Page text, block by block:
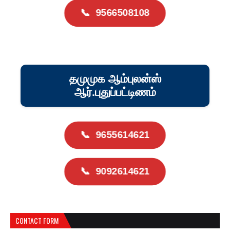
📞 9566508108
தமுமுக ஆம்புலன்ஸ்
ஆர்.புதுப்பட்டிணம்
📞 9655614621
📞 9092614621
CONTACT FORM